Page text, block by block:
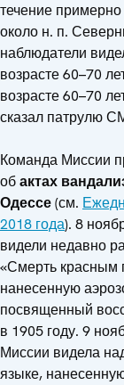
течение
около н. п.
наблюдатели
возрасте 60–70
возрасте 60–70
сказал патрулю
Команда Миссии
обактах
Одессе(см.
2018 года). 8
видели недавно
«Смерть красным
нанесенную
посвященный
в 1905 году. 9
Миссии видела
языке,